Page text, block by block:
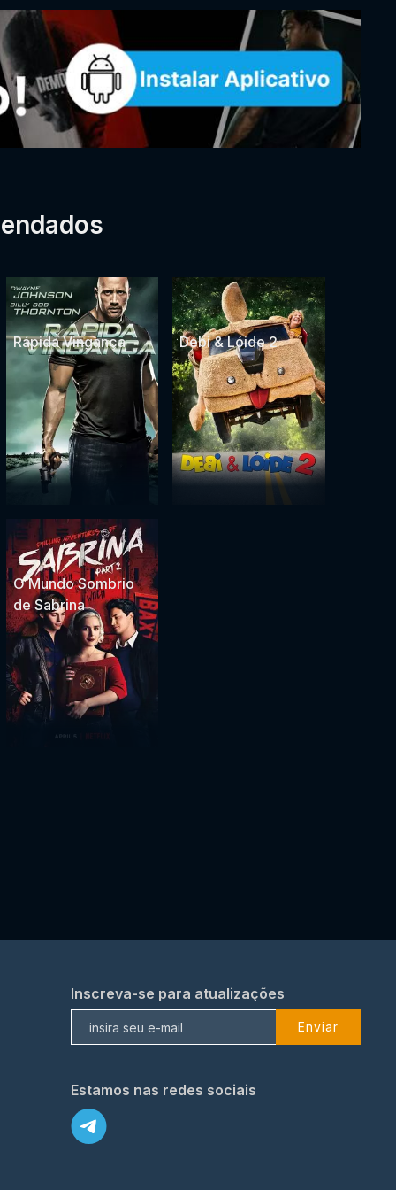
Rápida Vingança Debi & Lóide 2
O Mundo Sombrio
de Sabrina
Inscreva-se para atualizações
Enviar
Estamos nas redes sociais